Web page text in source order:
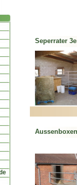
Seperrater
Aussenboxen